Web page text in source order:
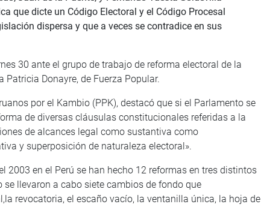
que dicte un Código Electoral y el Código Procesal
dispersa y que a veces se contradice en sus
30 ante el grupo de trabajo de reforma electoral de la
Donayre, de Fuerza Popular.
por el Kambio (PPK), destacó que si el Parlamento se
de diversas cláusulas constitucionales referidas a la
de alcances legal como sustantiva como
y superposición de naturaleza electoral».
2003 en el Perú se han hecho 12 reformas en tres distintos
llevaron a cabo siete cambios de fondo que
revocatoria, el escaño vacío, la ventanilla única, la hoja de